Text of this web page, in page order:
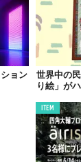
界線はますま
ィオール、ラ
、高級レストラ
はその顕著な
体験できる空間
う。
ラン側も、予約
ムにストリート
とで、「空腹」
ョン
世界中の
り絵」が
ITEM